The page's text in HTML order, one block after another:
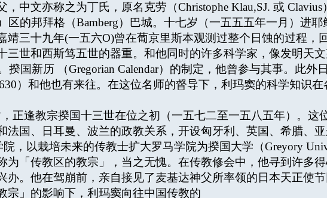
中文亦称之为丁氏，原名克劳（Christophe Klau,SJ. 或
区的邦拜格（Bamberg）巴城。十七岁（一五五五年一月）进
靖三十九年(一五六О)曾在葡京里斯本观测过整个日蚀的过程，
三世和西斯笃五世的器重。和他同时的许多科学家，像发明天
揆国新历 （Gregorian Calendar）的制定，他曾参与其事。此外
）和他也有来往。在这位名师的督导下，利玛窦的科学知识在
正逢教宗揆国十三世在位之初（一五七二至一五八五年）。这
法国、日耳曼、波兰的政教关系，开设匈牙利、英国、希腊、
院，以栽培未来的传教士扩大罗马学院为揆国大学（Greyory
「传教区的教宗」，当之无愧。在传教修会中，他寻到许多得
办。他在驾崩前，亲自接见了麦基达神父所率领的日本天正使
宗」的影响下，利玛窦向往中国传教的